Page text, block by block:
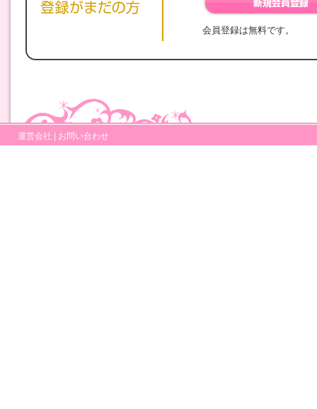
会員登録は無料です。
運営会社 | お問い合わせ